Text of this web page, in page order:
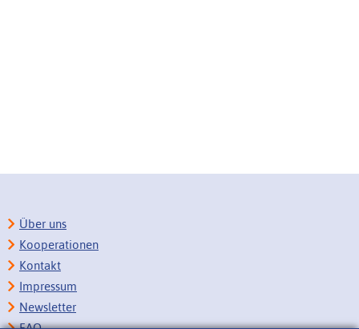
Über uns
Kooperationen
Kontakt
Impressum
Newsletter